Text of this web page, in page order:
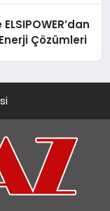
Çözümleri